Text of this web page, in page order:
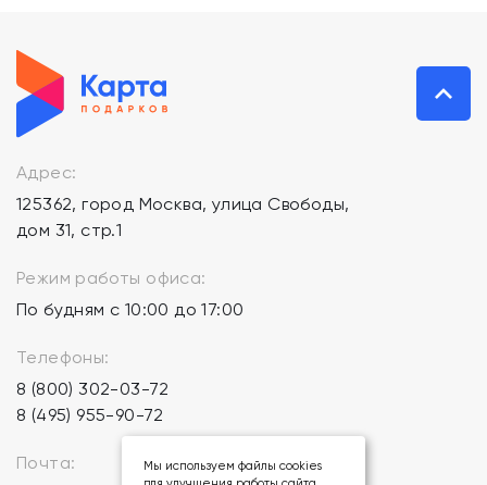
Адрес:
125362, город Москва, улица Свободы,
дом 31, стр.1
Режим работы офиса:
По будням с 10:00 до 17:00
Телефоны:
8 (800) 302-03-72
8 (495) 955-90-72
Почта:
Мы используем файлы cookies